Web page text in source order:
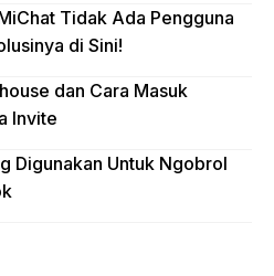
Tidak Ada Pengguna
di Sini!
dan Cara Masuk
Invite
Digunakan Untuk Ngobrol